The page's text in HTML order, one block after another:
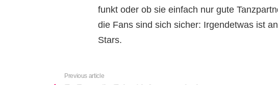
funkt oder ob sie einfach nur gute
die Fans sind sich sicher: Irgendetwas ist
Stars.
Previous article